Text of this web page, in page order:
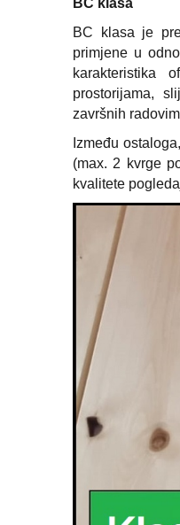
BC klasa
BC klasa je
primjene u
karakteristika
prostorijama,
završnih
Između
(max. 2 kvrge
kvalitete